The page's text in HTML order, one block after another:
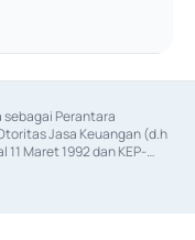
sebagai Perantara
Jasa Keuangan (d.h
Maret 1992 dan KEP-
sebagai Penjamin Emisi
Nomor KEP-